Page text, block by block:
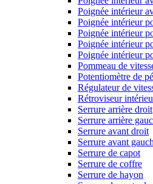
Poignée intérieur
Poignée intérieur
Poignée intérieur
Poignée intérieur
Poignée intérieur
Pommeau de
Potentiomètre de
Régulateur de
Rétroviseur
Serrure arrière droit
Serrure arrière
Serrure avant droit
Serrure avant
Serrure de capot
Serrure de coffre
Serrure de hayon